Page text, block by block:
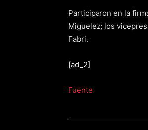
Participaron en la
Miguelez; los
Fabri.
[ad_2]
Fuente